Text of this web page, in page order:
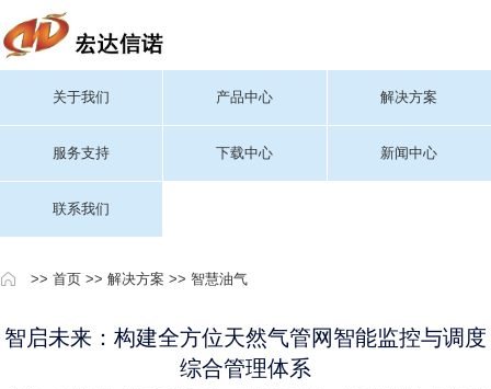
关于我们 产品中心 解决方案
服务支持 下载中心 新闻中心
联系我们
>> 首页 >> 解决方案 >> 智慧油气
智启未来：构建全方位天然气管网智能监控与调度
综合管理体系